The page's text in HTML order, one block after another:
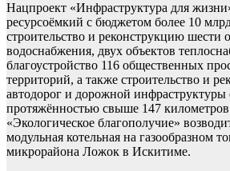
Нацпроект «Инфраструктура для
ресурсоёмкий с бюджетом более 10
строительство и реконструкцию шести
водоснабжения, двух объектов
благоустройство 116 общественных
территорий, а также строительство и
автодорог и дорожной
протяжённостью свыше 147
«Экологическое благополучие»
модульная котельная на газообразном
микрорайона Ложок в Искитиме.